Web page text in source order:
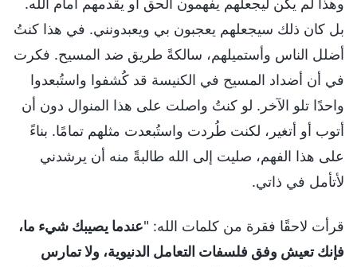
بل كان ذلك سيجعلهم يعجبون بي ويعبدونني. في هذا كنتُ
أضلل الناس وأستميلهم، سالكةً طريق ضد المسيح. فكرت
في أن أضداد المسيح في الكنيسة قد كُشفوا واستُبعدوا
واحدًا تلو الآخر. لو كنتُ واصلت على هذا المنوال دون أن
أتوب أو أتغير، لكنت طُردت واستُبعدت مثلهم تمامًا. بناءً
على هذا الفهم، صليت إلى الله طالبةً منه أن يرشدني
لأتأمل في ذاتي.
قرأت لاحقًا فقرة من كلمات الله: "عندما يصيبك شيء ما،
فإنك تعيش وفق فلسفات التعامل الدنيوية، ولا تمارس